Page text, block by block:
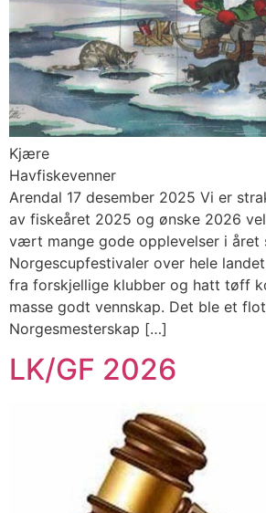
Kjære
Arendal 17 desember 2025 Vi er
av fiskeåret 2025 og ønske 2026
vært mange gode opplevelser i året
Norgescupfestivaler over hele
fra forskjellige klubber og hatt tøff
masse godt vennskap. Det ble et
Norgesmesterskap […]
LK/GF 2026